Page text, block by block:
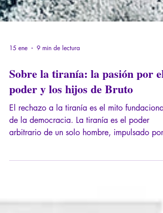
15 ene 9 min de lectura
Sobre la tiranía: la pasión por el
poder y los hijos de Bruto
El rechazo a la tiranía es el mito fundacional
arbitrario de un solo hombre, impulsado por
injusta.